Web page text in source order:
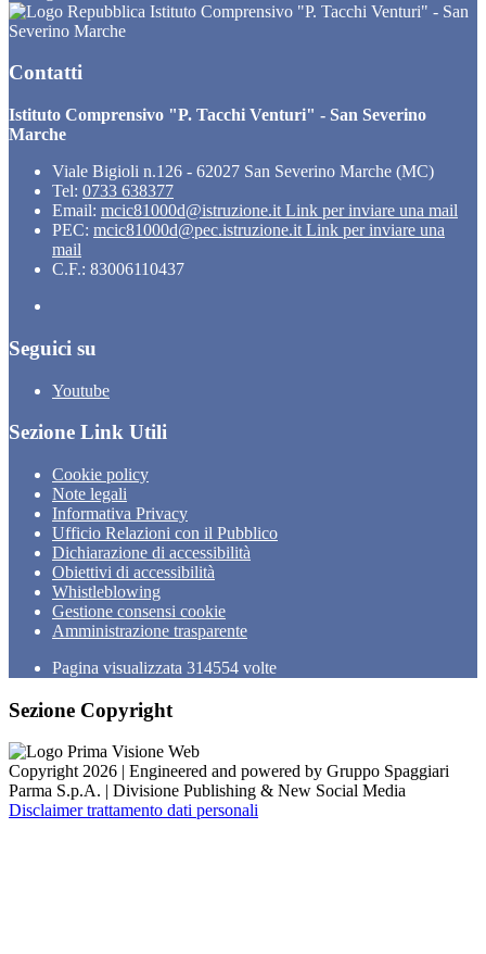
Istituto Comprensivo "P. Tacchi Venturi" - San
Severino Marche
Contatti
Istituto Comprensivo "P. Tacchi Venturi" - San Severino
Marche
Viale Bigioli n.126 - 62027 San Severino Marche (MC)
Tel: 0733 638377
Email: mcic81000d@istruzione.it Link per inviare una mail
PEC: mcic81000d@pec.istruzione.it Link per inviare una
mail
C.F.: 83006110437
Seguici su
Youtube
Sezione Link Utili
Cookie policy
Note legali
Informativa Privacy
Ufficio Relazioni con il Pubblico
Dichiarazione di accessibilità
Obiettivi di accessibilità
Whistleblowing
Gestione consensi cookie
Amministrazione trasparente
Pagina visualizzata 314554 volte
Sezione Copyright
Copyright 2026 | Engineered and powered by Gruppo Spaggiari
Parma S.p.A. | Divisione Publishing & New Social Media
Disclaimer trattamento dati personali